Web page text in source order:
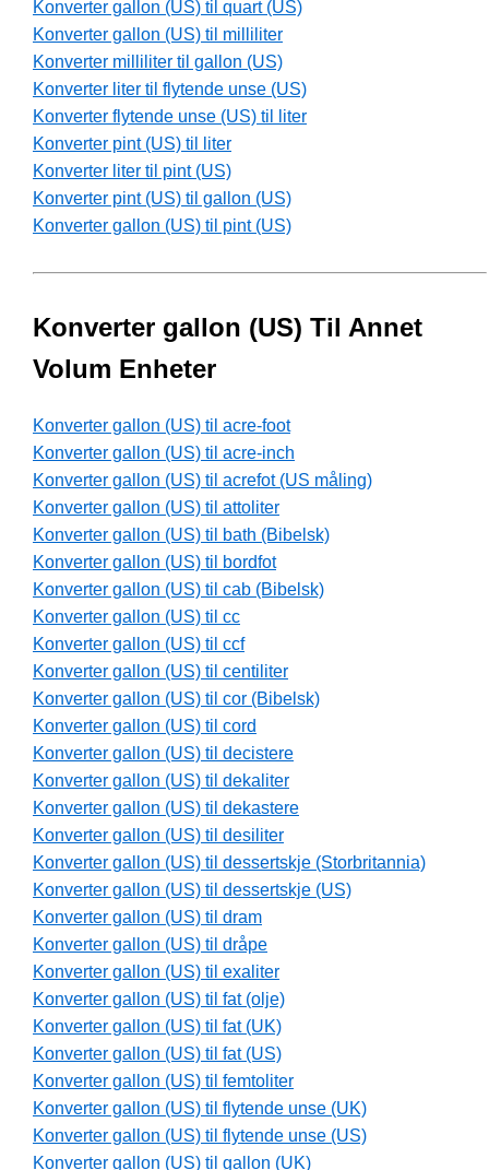
Konverter gallon (US) til quart (US)
Konverter gallon (US) til milliliter
Konverter milliliter til gallon (US)
Konverter liter til flytende unse (US)
Konverter flytende unse (US) til liter
Konverter pint (US) til liter
Konverter liter til pint (US)
Konverter pint (US) til gallon (US)
Konverter gallon (US) til pint (US)
Konverter gallon (US) Til Annet
Volum Enheter
Konverter gallon (US) til acre-foot
Konverter gallon (US) til acre-inch
Konverter gallon (US) til acrefot (US måling)
Konverter gallon (US) til attoliter
Konverter gallon (US) til bath (Bibelsk)
Konverter gallon (US) til bordfot
Konverter gallon (US) til cab (Bibelsk)
Konverter gallon (US) til cc
Konverter gallon (US) til ccf
Konverter gallon (US) til centiliter
Konverter gallon (US) til cor (Bibelsk)
Konverter gallon (US) til cord
Konverter gallon (US) til decistere
Konverter gallon (US) til dekaliter
Konverter gallon (US) til dekastere
Konverter gallon (US) til desiliter
Konverter gallon (US) til dessertskje (Storbritannia)
Konverter gallon (US) til dessertskje (US)
Konverter gallon (US) til dram
Konverter gallon (US) til dråpe
Konverter gallon (US) til exaliter
Konverter gallon (US) til fat (olje)
Konverter gallon (US) til fat (UK)
Konverter gallon (US) til fat (US)
Konverter gallon (US) til femtoliter
Konverter gallon (US) til flytende unse (UK)
Konverter gallon (US) til flytende unse (US)
Konverter gallon (US) til gallon (UK)